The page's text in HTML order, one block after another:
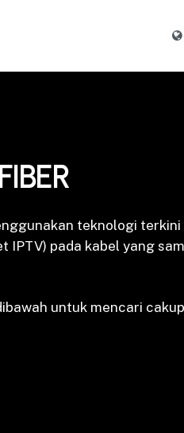
teknologi
IPTV) pada kabel yang
untuk mencari